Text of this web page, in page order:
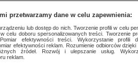
przetwarzamy dane w celu zapewnienia:
lub dostęp do nich. Tworzenie profili w celu
celu doboru spersonalizowanych treści. Tworzenie
efektywności treści. Wykorzystanie profili
efektywności reklam. Rozumienie odbiorców
źródeł. Rozwój i ulepszanie usług.
reklam.